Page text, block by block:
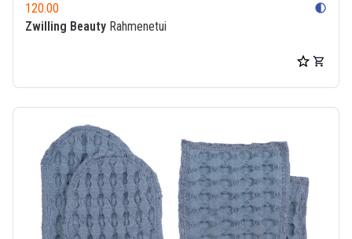
120.00 contrast
Zwilling Beauty Rahmenetui